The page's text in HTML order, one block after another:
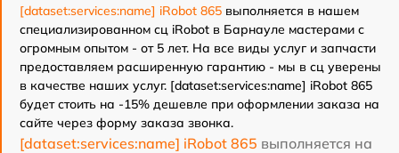
[dataset:services:name] iRobot 865 выполняется в нашем
специализированном сц iRobot в Барнауле мастерами с
огромным опытом - от 5 лет. На все виды услуг и запчасти
предоставляем расширенную гарантию - мы в сц уверены
в качестве наших услуг. [dataset:services:name] iRobot 865
будет стоить на -15% дешевле при оформлении заказа на
сайте через форму заказа звонка.
[dataset:services:name] iRobot 865 выполняется на